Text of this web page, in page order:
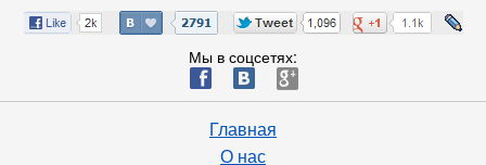
Мы в соцсетях:
ä æ è
Главная
О нас